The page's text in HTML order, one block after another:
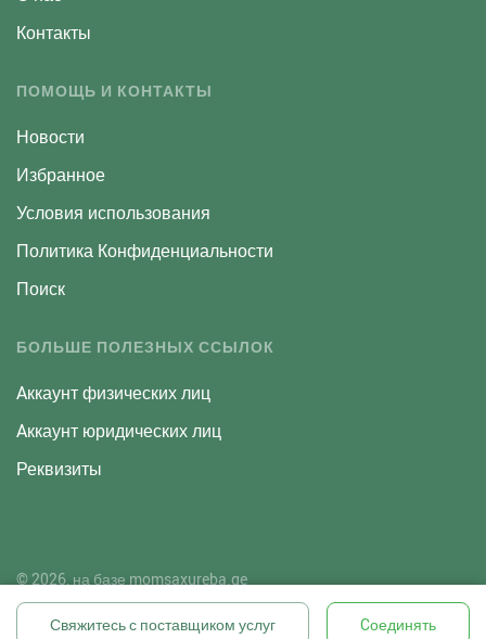
Контакты
ПОМОЩЬ И КОНТАКТЫ
Новости
Избранное
Условия использования
Политика Конфиденциальности
Поиск
БОЛЬШЕ ПОЛЕЗНЫХ ССЫЛОК
Aккаунт физических лиц
Aккаунт юридических лиц
Реквизиты
© 2026, на базе momsaxureba.ge